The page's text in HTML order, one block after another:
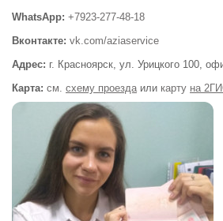
WhatsApp: +7923-277-48-18
Вконтакте: vk.com/aziaservice
Адрес: г. Красноярск, ул. Урицкого 100,
Карта: см. схему проездаили карту на